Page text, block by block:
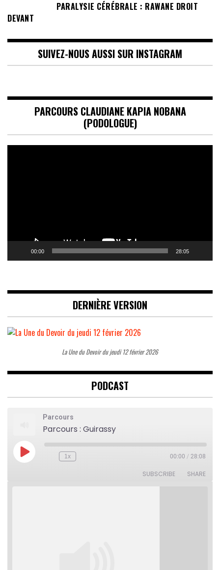
PARALYSIE CÉRÉBRALE : RAWANE DROIT
DEVANT
SUIVEZ-NOUS AUSSI SUR INSTAGRAM
PARCOURS CLAUDIANE KAPIA NOBANA
(PODOLOGUE)
00:00 28:05
DERNIÈRE VERSION
La Une du Devoir du jeudi 12 février 2026
PODCAST
Parcours
Parcours : Guirassy
Play
Episode
Rewind
1x 00:00 / 28:08
SUBSCRIBE SHARE